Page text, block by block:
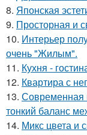
8. Японская
9. Просторная и
10. Интерьер
очень "Жилым".
11. Кухня -
12. Квартира с
13. Современная
тонкий баланс
14. Микс цвета и